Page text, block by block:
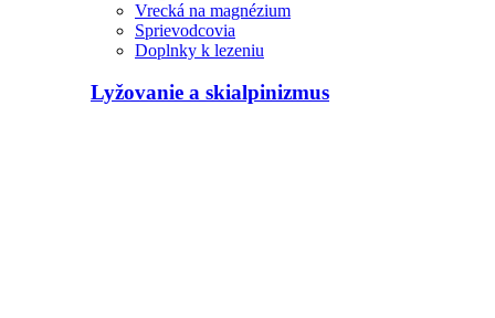
Vrecká na magnézium
Sprievodcovia
Doplnky k lezeniu
Lyžovanie a skialpinizmus